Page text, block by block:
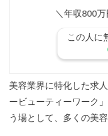
＼年収800
この人に
美容業界に特化した求
ービューティーワーク
う場として、多くの美